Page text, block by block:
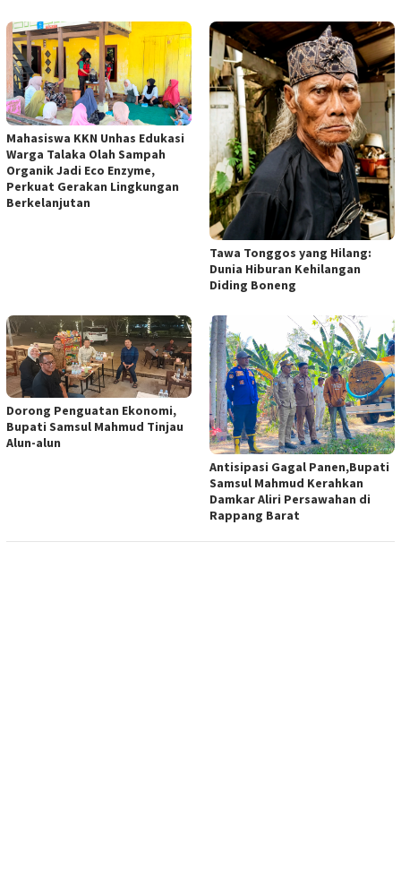
Mahasiswa KKN Unhas Edukasi
Warga Talaka Olah Sampah
Organik Jadi Eco Enzyme,
Perkuat Gerakan Lingkungan
Berkelanjutan
Tawa Tonggos yang Hilang:
Dunia Hiburan Kehilangan
Diding Boneng
Dorong Penguatan Ekonomi,
Bupati Samsul Mahmud Tinjau
Alun-alun
Antisipasi Gagal Panen,Bupati
Samsul Mahmud Kerahkan
Damkar Aliri Persawahan di
Rappang Barat